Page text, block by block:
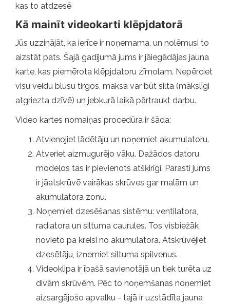
kas to atdzesē
Kā mainīt videokarti klēpjdatorā
Jūs uzzinājāt, ka ierīce ir noņemama, un nolēmusi to
aizstāt pats. Šajā gadījumā jums ir jāiegādājas jauna
karte, kas piemērota klēpjdatoru zīmolam. Nepērciet
visu veidu blusu tirgos, maksa var būt silta (mākslīgi
atgriezta dzīvē) un jebkurā laikā pārtraukt darbu.
Video kartes nomaiņas procedūra ir šāda:
Atvienojiet lādētāju un noņemiet akumulatoru.
Atveriet aizmugurējo vāku. Dažādos datoru
modeļos tas ir pievienots atšķirīgi. Parasti jums
ir jāatskrūvē vairākas skrūves gar malām un
akumulatora zonu.
Noņemiet dzesēšanas sistēmu: ventilatora,
radiatora un siltuma caurules. Tos visbiežāk
novieto pa kreisi no akumulatora. Atskrūvējiet
dzesētāju, izņemiet siltuma spilvenus.
Videoklipa ir īpašā savienotājā un tiek turēta uz
divām skrūvēm. Pēc to noņemšanas noņemiet
aizsargājošo apvalku - tajā ir uzstādīta jauna